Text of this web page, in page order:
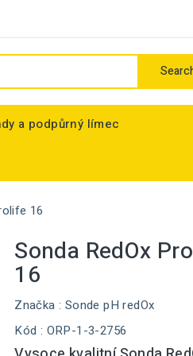
a podpůrný límec
16
Sonda RedOx
16
Značka : Sonde pH redOx
Kód : ORP-1-3-2756